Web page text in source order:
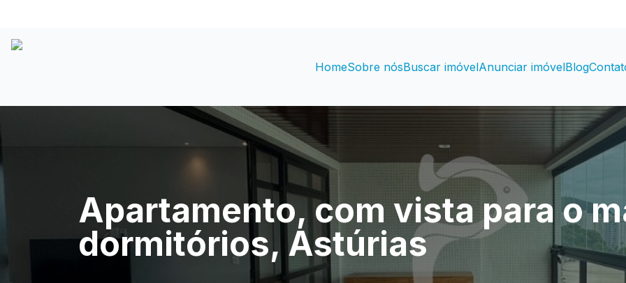
HomeSobre nósBuscar imóvelAnunciar imóvelBlog
Apartamento, com vista para o
dormitórios, Astúrias